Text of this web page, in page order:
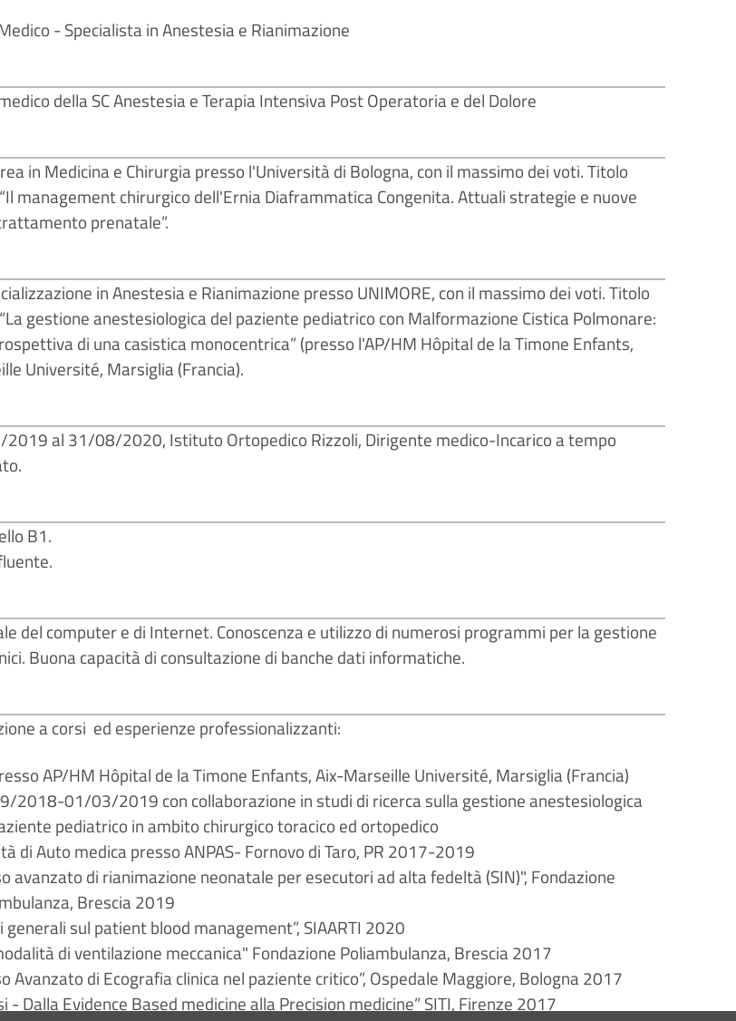
- Specialista in Anestesia e Rianimazione
della SC Anestesia e Terapia Intensiva Post Operatoria e del Dolore
in Medicina e Chirurgia presso l'Università di Bologna, con il massimo dei voti. Titolo
management chirurgico dell'Ernia Diaframmatica Congenita. Attuali strategie e nuove
prenatale”.
in Anestesia e Rianimazione presso UNIMORE, con il massimo dei voti. Titolo
gestione anestesiologica del paziente pediatrico con Malformazione Cistica Polmonare:
di una casistica monocentrica” (presso l'AP/HM Hôpital de la Timone Enfants,
Université, Marsiglia (Francia).
al 31/08/2020, Istituto Ortopedico Rizzoli, Dirigente medico-Incarico a tempo
B1.
del computer e di Internet. Conoscenza e utilizzo di numerosi programmi per la gestione
Buona capacità di consultazione di banche dati informatiche.
a corsi ed esperienze professionalizzanti:
AP/HM Hôpital de la Timone Enfants, Aix-Marseille Université, Marsiglia (Francia)
2018-01/03/2019 con collaborazione in studi di ricerca sulla gestione anestesiologica
pediatrico in ambito chirurgico toracico ed ortopedico
di Auto medica presso ANPAS- Fornovo di Taro, PR 2017-2019
avanzato di rianimazione neonatale per esecutori ad alta fedeltà (SIN)", Fondazione
Brescia 2019
generali sul patient blood management”, SIAARTI 2020
di ventilazione meccanica" Fondazione Poliambulanza, Brescia 2017
Avanzato di Ecografia clinica nel paziente critico”, Ospedale Maggiore, Bologna 2017
- Dalla Evidence Based medicine alla Precision medicine” SITI, Firenze 2017